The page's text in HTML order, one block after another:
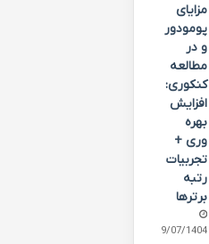
مزایای
پومودور
و در
مطالعه
کنکوری:
افزایش
بهره
وری +
تجربیات
رتبه
برترها
19/07/1404